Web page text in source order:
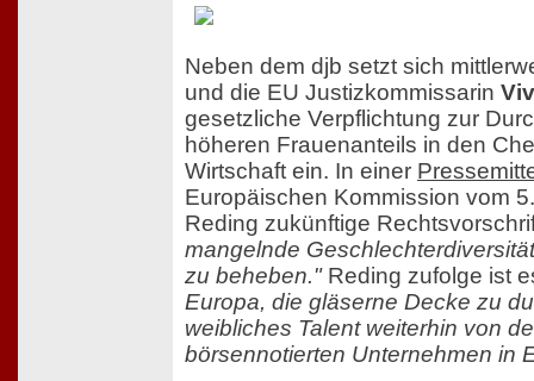
Neben dem djb setzt sich
und die EU Justizkommissarin
gesetzliche Verpflichtung zur
höheren Frauenanteils in den
Wirtschaft ein. In einer
Europäischen Kommission vom
Reding zukünftige
mangelnde
zu beheben."Reding zufolge ist
Europa, die gläserne Decke zu
weibliches Talent weiterhin von
börsennotierten Unternehmen in